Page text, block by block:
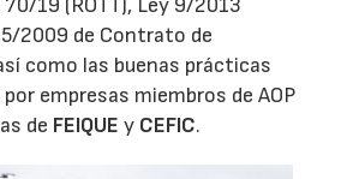
19 (ROTT), Ley 9/2013
2009 de Contrato de
como las buenas prácticas
empresas miembros de AOP
de FEIQUE y CEFIC.